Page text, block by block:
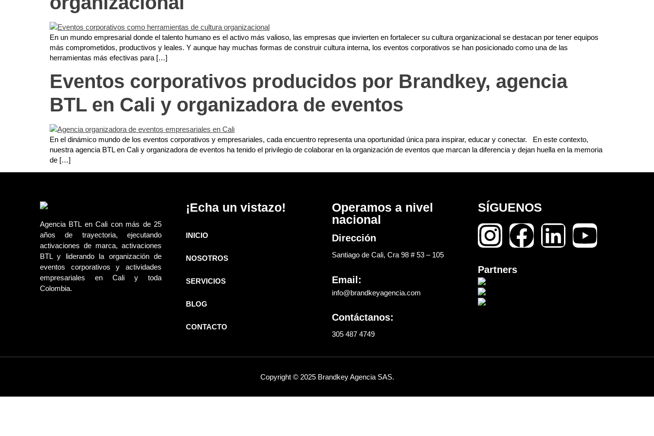
En un mundo empresarial donde el talento humano es el activo más valioso, las empresas que invierten en fortalecer su cultura organizacional se destacan por tener equipos
más comprometidos, productivos y leales. Y aunque hay muchas formas de construir cultura interna, los eventos corporativos se han posicionado como una de las
herramientas más efectivas para […]
Eventos corporativos producidos por Brandkey, agencia
BTL en Cali y organizadora de eventos
En el dinámico mundo de los eventos corporativos y empresariales, cada encuentro representa una oportunidad única para inspirar, educar y conectar. En este contexto,
nuestra agencia BTL en Cali y organizadora de eventos ha tenido el privilegio de colaborar en la organización de eventos que marcan la diferencia y dejan huella en la memoria
de […]
Agencia BTL en Cali con más de 25
años de trayectoria, ejecutando
activaciones de marca, activaciones
BTL y liderando la organización de
eventos corporativos y actividades
empresariales en Cali y toda
Colombia.
¡Echa un vistazo!
INICIO
NOSOTROS
SERVICIOS
BLOG
CONTACTO
Operamos a nivel
nacional
Dirección
Santiago de Cali, Cra 98 # 53 – 105
Email:
info@brandkeyagencia.com
Contáctanos:
305 487 4749
SÍGUENOS
Partners
Copyright © 2025 Brandkey Agencia SAS.